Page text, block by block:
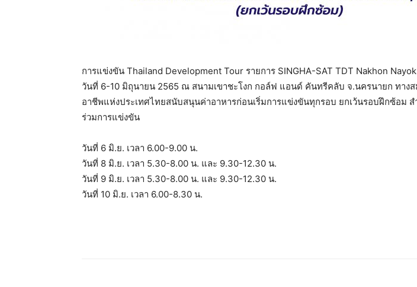
การแข่งขัน Thailand Development Tour รายการ SINGHA-SAT TDT Nakhon
วันที่ 6-10 มิถุนายน 2565 ณ สนามเขาชะโงก กอล์ฟ แอนด์ คันทรีคลับ จ.นครนายก ทาง
อาชีพแห่งประเทศไทยสนับสนุนค่าอาหารก่อนเริ่มการแข่งขันทุกรอบ ยกเว้นรอบฝึกซ้อม
ร่วมการแข่งขัน
วันที่ 6 มิ.ย. เวลา 6.00-9.00 น.
วันที่ 8 มิ.ย. เวลา 5.30-8.00 น. และ 9.30-12.30 น.
วันที่ 9 มิ.ย. เวลา 5.30-8.00 น. และ 9.30-12.30 น.
วันที่ 10 มิ.ย. เวลา 6.00-8.30 น.